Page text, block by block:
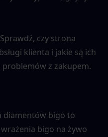
Sprawdź, czy strona
klienta i jakie są ich
z zakupem.
diamentów bigo to
bigo na żywo